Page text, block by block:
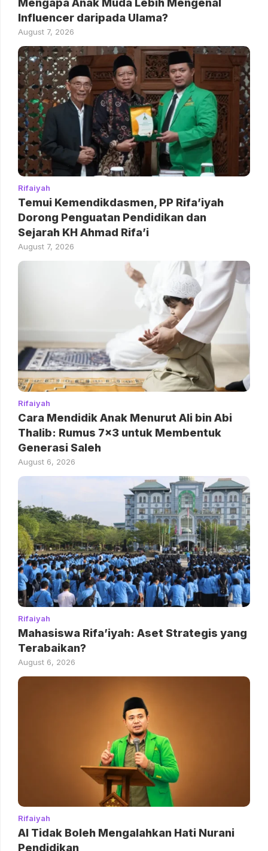
Mengapa Anak Muda Lebih Mengenal
Influencer daripada Ulama?
August 7, 2026
Rifaiyah
Temui Kemendikdasmen, PP Rifa’iyah
Dorong Penguatan Pendidikan dan
Sejarah KH Ahmad Rifa’i
August 7, 2026
Rifaiyah
Cara Mendidik Anak Menurut Ali bin Abi
Thalib: Rumus 7×3 untuk Membentuk
Generasi Saleh
August 6, 2026
Rifaiyah
Mahasiswa Rifa’iyah: Aset Strategis yang
Terabaikan?
August 6, 2026
Rifaiyah
AI Tidak Boleh Mengalahkan Hati Nurani
Pendidikan